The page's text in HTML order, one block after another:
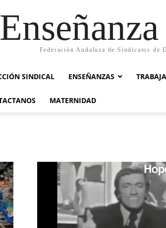
Federación Andaluza de Sindicatos de
SINDICAL ENSEÑANZAS
MATERNIDAD